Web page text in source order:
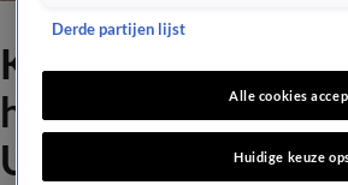
Kijkers diep
heftig letsel van
Utrecht-agent
Derde partijen lijst
Alle cookies
Huidige keuze